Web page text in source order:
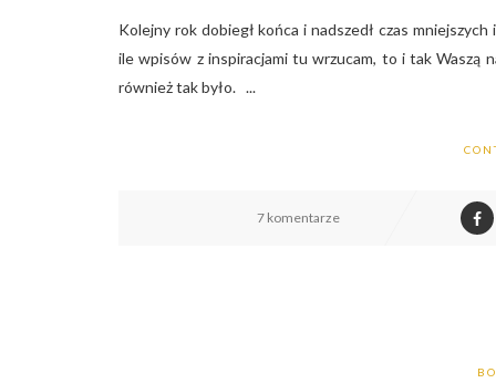
Kolejny rok dobiegł końca i nadszedł czas
ile wpisów z inspiracjami tu wrzucam, to i tak Waszą
również tak było. ...
7 komentarze